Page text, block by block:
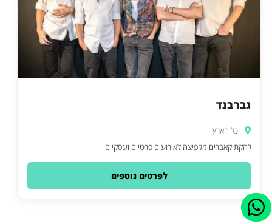
גברבנד
כל הארץ
להקת קאברים מקפיצה לאירועים פרטיים ועסקיים
לפרטים נוספים